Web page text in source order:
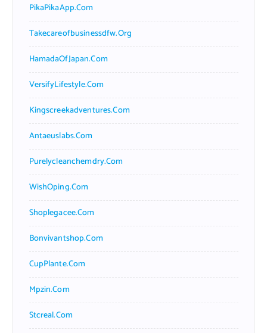
PikaPikaApp.com
Takecareofbusinessdfw.org
HamadaOfJapan.com
VersifyLifestyle.com
Kingscreekadventures.com
Antaeuslabs.com
Purelycleanchemdry.com
WishOping.com
Shoplegacee.com
Bonvivantshop.com
CupPlante.com
Mpzin.com
Stcreal.com